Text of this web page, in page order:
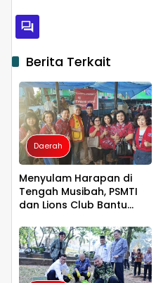
Berita Terkait
Daerah
Menyulam Harapan di
Tengah Musibah, PSMTI
dan Lions Club Bantu